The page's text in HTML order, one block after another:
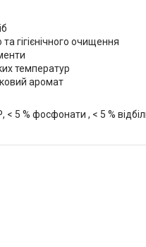
гігієнічного очищення
температур
аромат
< 5 % фосфонати , < 5 %